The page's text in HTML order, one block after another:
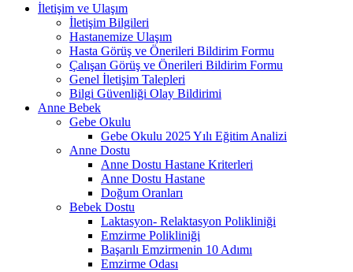
İletişim ve Ulaşım
İletişim Bilgileri
Hastanemize Ulaşım
Hasta Görüş ve Önerileri Bildirim Formu
Çalışan Görüş ve Önerileri Bildirim Formu
Genel İletişim Talepleri
Bilgi Güvenliği Olay Bildirimi
Anne Bebek
Gebe Okulu
Gebe Okulu 2025 Yılı Eğitim Analizi
Anne Dostu
Anne Dostu Hastane Kriterleri
Anne Dostu Hastane
Doğum Oranları
Bebek Dostu
Laktasyon- Relaktasyon Polikliniği
Emzirme Polikliniği
Başarılı Emzirmenin 10 Adımı
Emzirme Odası